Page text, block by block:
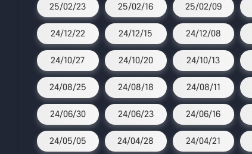
25/02/23 25/02/16 25/02/09
24/12/22 24/12/15 24/12/08
24/10/27 24/10/20 24/10/13
24/08/25 24/08/18 24/08/11
24/06/30 24/06/23 24/06/16
24/05/05 24/04/28 24/04/21